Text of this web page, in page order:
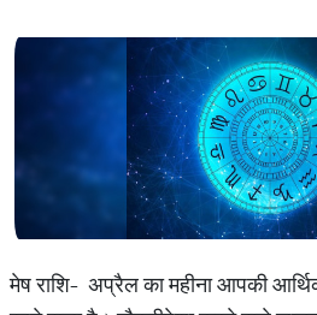
मेष राशि- अप्रैल का महीना आपकी